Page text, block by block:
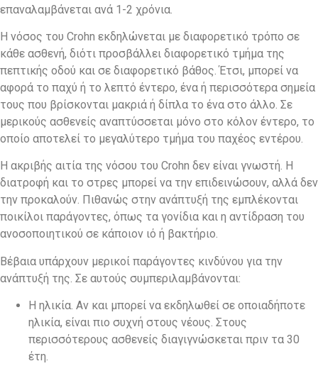
επαναλαμβάνεται ανά 1-2 χρόνια.
Η νόσος του Crohn εκδηλώνεται με διαφορετικό τρόπο σε
κάθε ασθενή, διότι προσβάλλει διαφορετικό τμήμα της
πεπτικής οδού και σε διαφορετικό βάθος. Έτσι, μπορεί να
αφορά το παχύ ή το λεπτό έντερο, ένα ή περισσότερα σημεία
τους που βρίσκονται μακριά ή δίπλα το ένα στο άλλο. Σε
μερικούς ασθενείς αναπτύσσεται μόνο στο κόλον έντερο, το
οποίο αποτελεί το μεγαλύτερο τμήμα του παχέος εντέρου.
Η ακριβής αιτία της νόσου του Crohn δεν είναι γνωστή. Η
διατροφή και το στρες μπορεί να την επιδεινώσουν, αλλά δεν
την προκαλούν. Πιθανώς στην ανάπτυξή της εμπλέκονται
ποικίλοι παράγοντες, όπως τα γονίδια και η αντίδραση του
ανοσοποιητικού σε κάποιον ιό ή βακτήριο.
Βέβαια υπάρχουν μερικοί παράγοντες κινδύνου για την
ανάπτυξή της. Σε αυτούς συμπεριλαμβάνονται:
Η ηλικία. Αν και μπορεί να εκδηλωθεί σε οποιαδήποτε
ηλικία, είναι πιο συχνή στους νέους. Στους
περισσότερους ασθενείς διαγιγνώσκεται πριν τα 30
έτη.